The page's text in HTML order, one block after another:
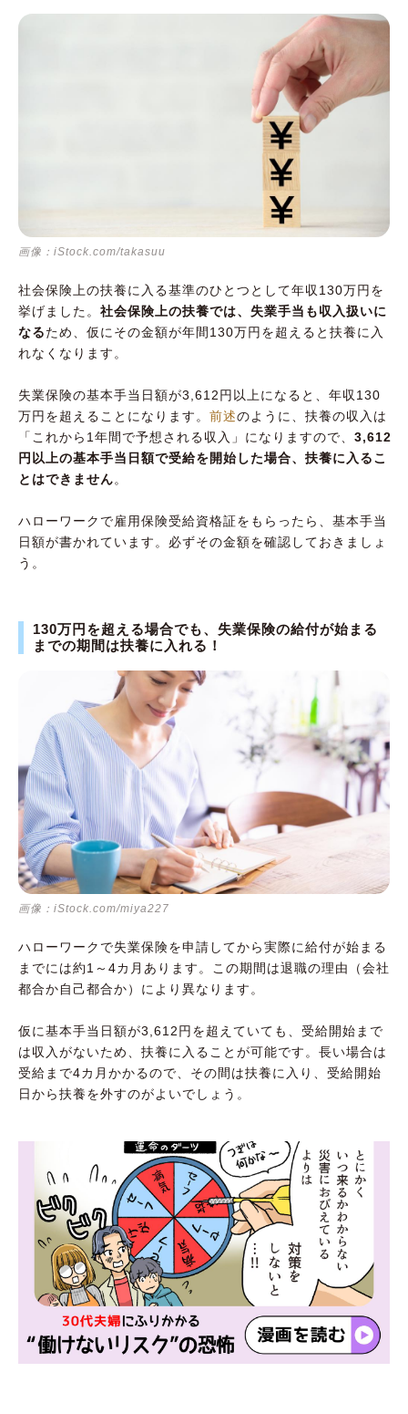
画像：iStock.com/takasuu
社会保険上の扶養に入る基準のひとつとして年収130万円を
挙げました。 社会保険上の扶養では、失業手当も収入扱いに
なるため、仮にその金額が年間130万円を超えると扶養に入
れなくなります。
失業保険の基本手当日額が3,612円以上になると、年収130
万円を超えることになります。 前述のように、扶養の収入は
「これから1年間で予想される収入」になりますので、 3,612
円以上の基本手当日額で受給を開始した場合、扶養に入るこ
とはできません。
ハローワークで雇用保険受給資格証をもらったら、基本手当
日額が書かれています。必ずその金額を確認しておきましょ
う。
130万円を超える場合でも、失業保険の給付が始まる
までの期間は扶養に入れる！
画像：iStock.com/miya227
ハローワークで失業保険を申請してから実際に給付が始まる
までには約1～4カ月あります。この期間は退職の理由（会社
都合か自己都合か）により異なります。
仮に基本手当日額が3,612円を超えていても、受給開始まで
は収入がないため、扶養に入ることが可能です。長い場合は
受給まで4カ月かかるので、その間は扶養に入り、受給開始
日から扶養を外すのがよいでしょう。